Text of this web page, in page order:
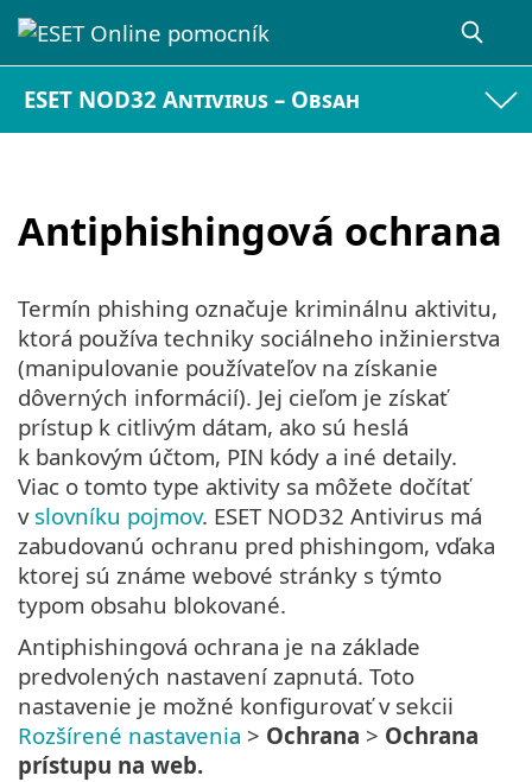
ESET NOD32 Antivirus – Obsah
Antiphishingová ochrana
Termín phishing označuje kriminálnu aktivitu,
ktorá používa techniky sociálneho inžinierstva
(manipulovanie používateľov na získanie
dôverných informácií). Jej cieľom je získať
prístup k citlivým dátam, ako sú heslá
k bankovým účtom, PIN kódy a iné detaily.
Viac o tomto type aktivity sa môžete dočítať
v slovníku pojmov. ESET NOD32 Antivirus má
zabudovanú ochranu pred phishingom, vďaka
ktorej sú známe webové stránky s týmto
typom obsahu blokované.
Antiphishingová ochrana je na základe
predvolených nastavení zapnutá. Toto
nastavenie je možné konfigurovať v sekcii
Rozšírené nastavenia > Ochrana > Ochrana
prístupu na web.